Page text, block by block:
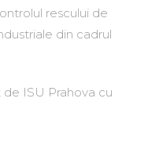
rescului de
din cadrul
ISU Prahova cu